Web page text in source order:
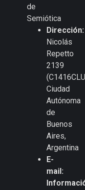
de
Semiótica
Dirección:
Nicolás
Repetto
2139
Ciudad
Autónoma
de
Buenos
Aires,
Argentina
E-
mail: